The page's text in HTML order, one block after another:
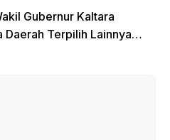
Gubernur Kaltara
Daerah Terpilih Lainnya